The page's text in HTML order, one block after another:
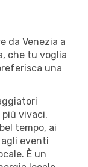
da Venezia a
che tu voglia
una
più vivaci,
tempo, ai
eventi
È un